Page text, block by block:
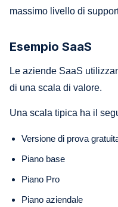
massimo livello di
Esempio SaaS
Le aziende SaaS
di una scala di valore.
Una scala tipica ha il
Versione di prova
Piano base
Piano Pro
Piano aziendale